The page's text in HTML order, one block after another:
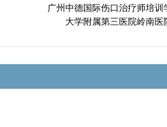
广州中德国际伤口治疗师培训
大学附属第三医院岭南医